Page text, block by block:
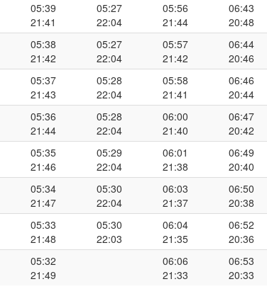
05:39
21:41
05:27
22:04
05:56
21:44
06:43
20:48
05:38
21:42
05:27
22:04
05:57
21:42
06:44
20:46
05:37
21:43
05:28
22:04
05:58
21:41
06:46
20:44
05:36
21:44
05:28
22:04
06:00
21:40
06:47
20:42
05:35
21:46
05:29
22:04
06:01
21:38
06:49
20:40
05:34
21:47
05:30
22:04
06:03
21:37
06:50
20:38
05:33
21:48
05:30
22:03
06:04
21:35
06:52
20:36
05:32
21:49
06:06
21:33
06:53
20:33